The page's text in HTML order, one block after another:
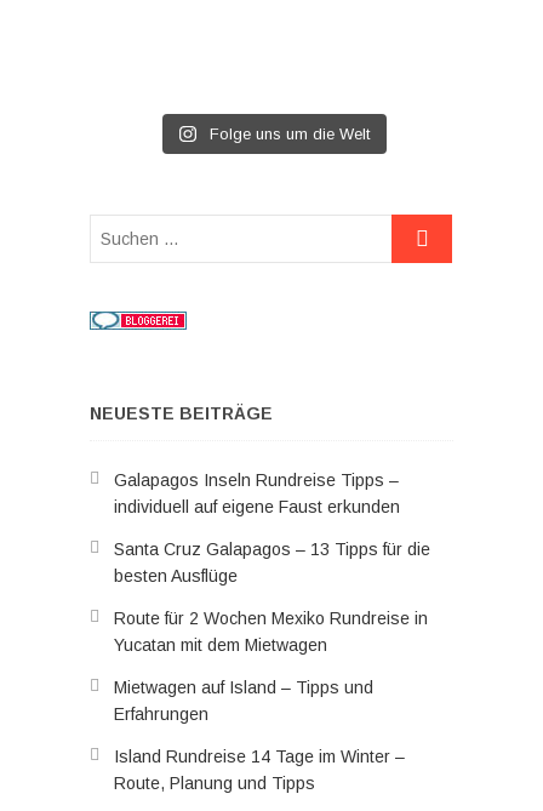
Folge uns um die Welt
Suchen
NEUESTE BEITRÄGE
Galapagos Inseln Rundreise Tipps –
individuell auf eigene Faust erkunden
Santa Cruz Galapagos – 13 Tipps für die
besten Ausflüge
Route für 2 Wochen Mexiko Rundreise in
Yucatan mit dem Mietwagen
Mietwagen auf Island – Tipps und
Erfahrungen
Island Rundreise 14 Tage im Winter –
Route, Planung und Tipps